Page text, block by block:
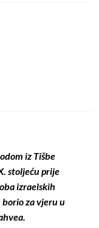
iz Tišbe
stoljeću prije
izraelskih
za vjeru u